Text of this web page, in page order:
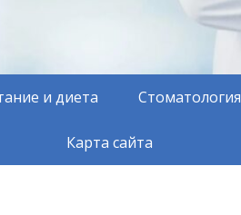
и диета Стоматология
Карта сайта